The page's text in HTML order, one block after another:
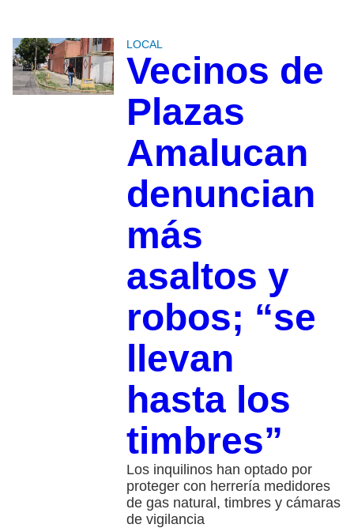
LOCAL
Vecinos de
Plazas
Amalucan
denuncian
más
asaltos y
robos; “se
llevan
hasta los
timbres”
Los inquilinos han optado por
proteger con herrería medidores
de gas natural, timbres y cámaras
de vigilancia